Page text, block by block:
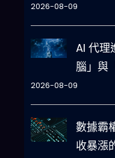
2026-08-09
AI 代理
腦」與
2026-08-09
數據霸
收暴漲